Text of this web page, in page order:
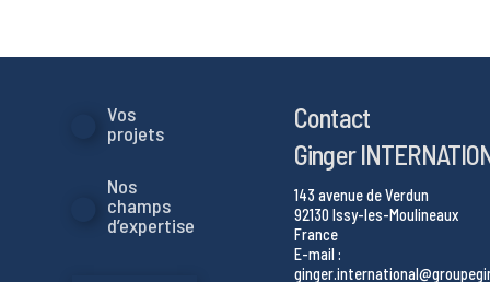
Vos
projets
Nos
champs
d’expertise
Contact
Ginger
143 avenue de Verdun
92130 Issy-les-Moulineaux
France
E-mail :